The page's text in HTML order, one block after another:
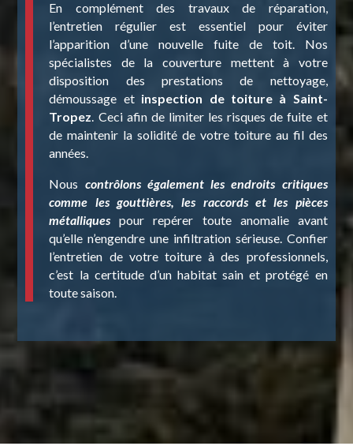
En complément des travaux de réparation,
l’entretien régulier est essentiel pour éviter
l’apparition d’une nouvelle fuite de toit. Nos
spécialistes de la couverture mettent à votre
disposition des prestations de nettoyage,
démoussage et inspection de toiture à Saint-
Tropez. Ceci afin de limiter les risques de fuite et
de maintenir la solidité de votre toiture au fil des
années.
Nous contrôlons également les endroits critiques
comme les gouttières, les raccords et les pièces
métalliques pour repérer toute anomalie avant
qu’elle n’engendre une infiltration sérieuse. Confier
l’entretien de votre toiture à des professionnels,
c’est la certitude d’un habitat sain et protégé en
toute saison.